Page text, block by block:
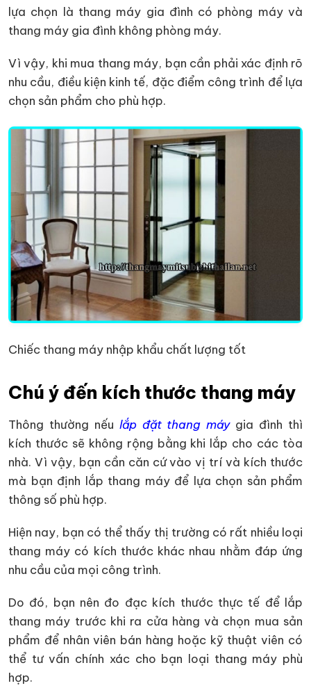
lựa chọn là thang máy gia đình có phòng máy và
thang máy gia đình không phòng máy.
Vì vậy, khi mua thang máy, bạn cần phải xác định rõ
nhu cầu, điều kiện kinh tế, đặc điểm công trình để lựa
chọn sản phẩm cho phù hợp.
Chiếc thang máy nhập khẩu chất lượng tốt
Chú ý đến kích thước thang máy
Thông thường nếu lắp đặt thang máygia đình thì
kích thước sẽ không rộng bằng khi lắp cho các tòa
nhà. Vì vậy, bạn cần căn cứ vào vị trí và kích thước
mà bạn định lắp thang máy để lựa chọn sản phẩm
thông số phù hợp.
Hiện nay, bạn có thể thấy thị trường có rất nhiều loại
thang máy có kích thước khác nhau nhằm đáp ứng
nhu cầu của mọi công trình.
Do đó, bạn nên đo đạc kích thước thực tế để lắp
thang máy trước khi ra cửa hàng và chọn mua sản
phẩm để nhân viên bán hàng hoặc kỹ thuật viên có
thể tư vấn chính xác cho bạn loại thang máy phù
hợp.